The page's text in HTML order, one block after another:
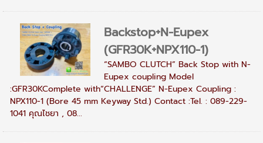
Backstop+N-Eupex
(GFR30K+NPX110-1)
“SAMBO CLUTCH” Back Stop with N-
Eupex coupling Model
:GFR30KComplete with“CHALLENGE” N-Eupex Coupling :
NPX110-1 (Bore 45 mm Keyway Std.) Contact :Tel. : 089-229-
1041 คุณไชยา , 08...